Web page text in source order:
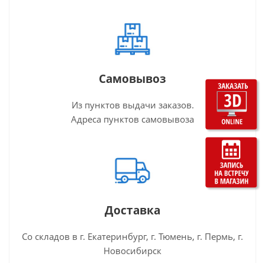
Самовывоз
Из пунктов выдачи заказов.
Адреса пунктов самовывоза
Доставка
Со складов в г. Екатеринбург, г. Тюмень, г. Пермь, г.
Новосибирск